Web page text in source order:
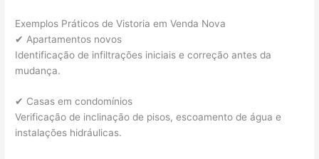
Exemplos Práticos de Vistoria em Venda Nova
✔ Apartamentos novos
Identificação de infiltrações iniciais e correção antes da
mudança.
✔ Casas em condomínios
Verificação de inclinação de pisos, escoamento de água e
instalações hidráulicas.